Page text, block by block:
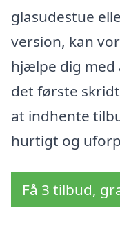
glasudestue
version, kan
hjælpe dig med
det første
at indhente
hurtigt og
Få 3 tilbud,